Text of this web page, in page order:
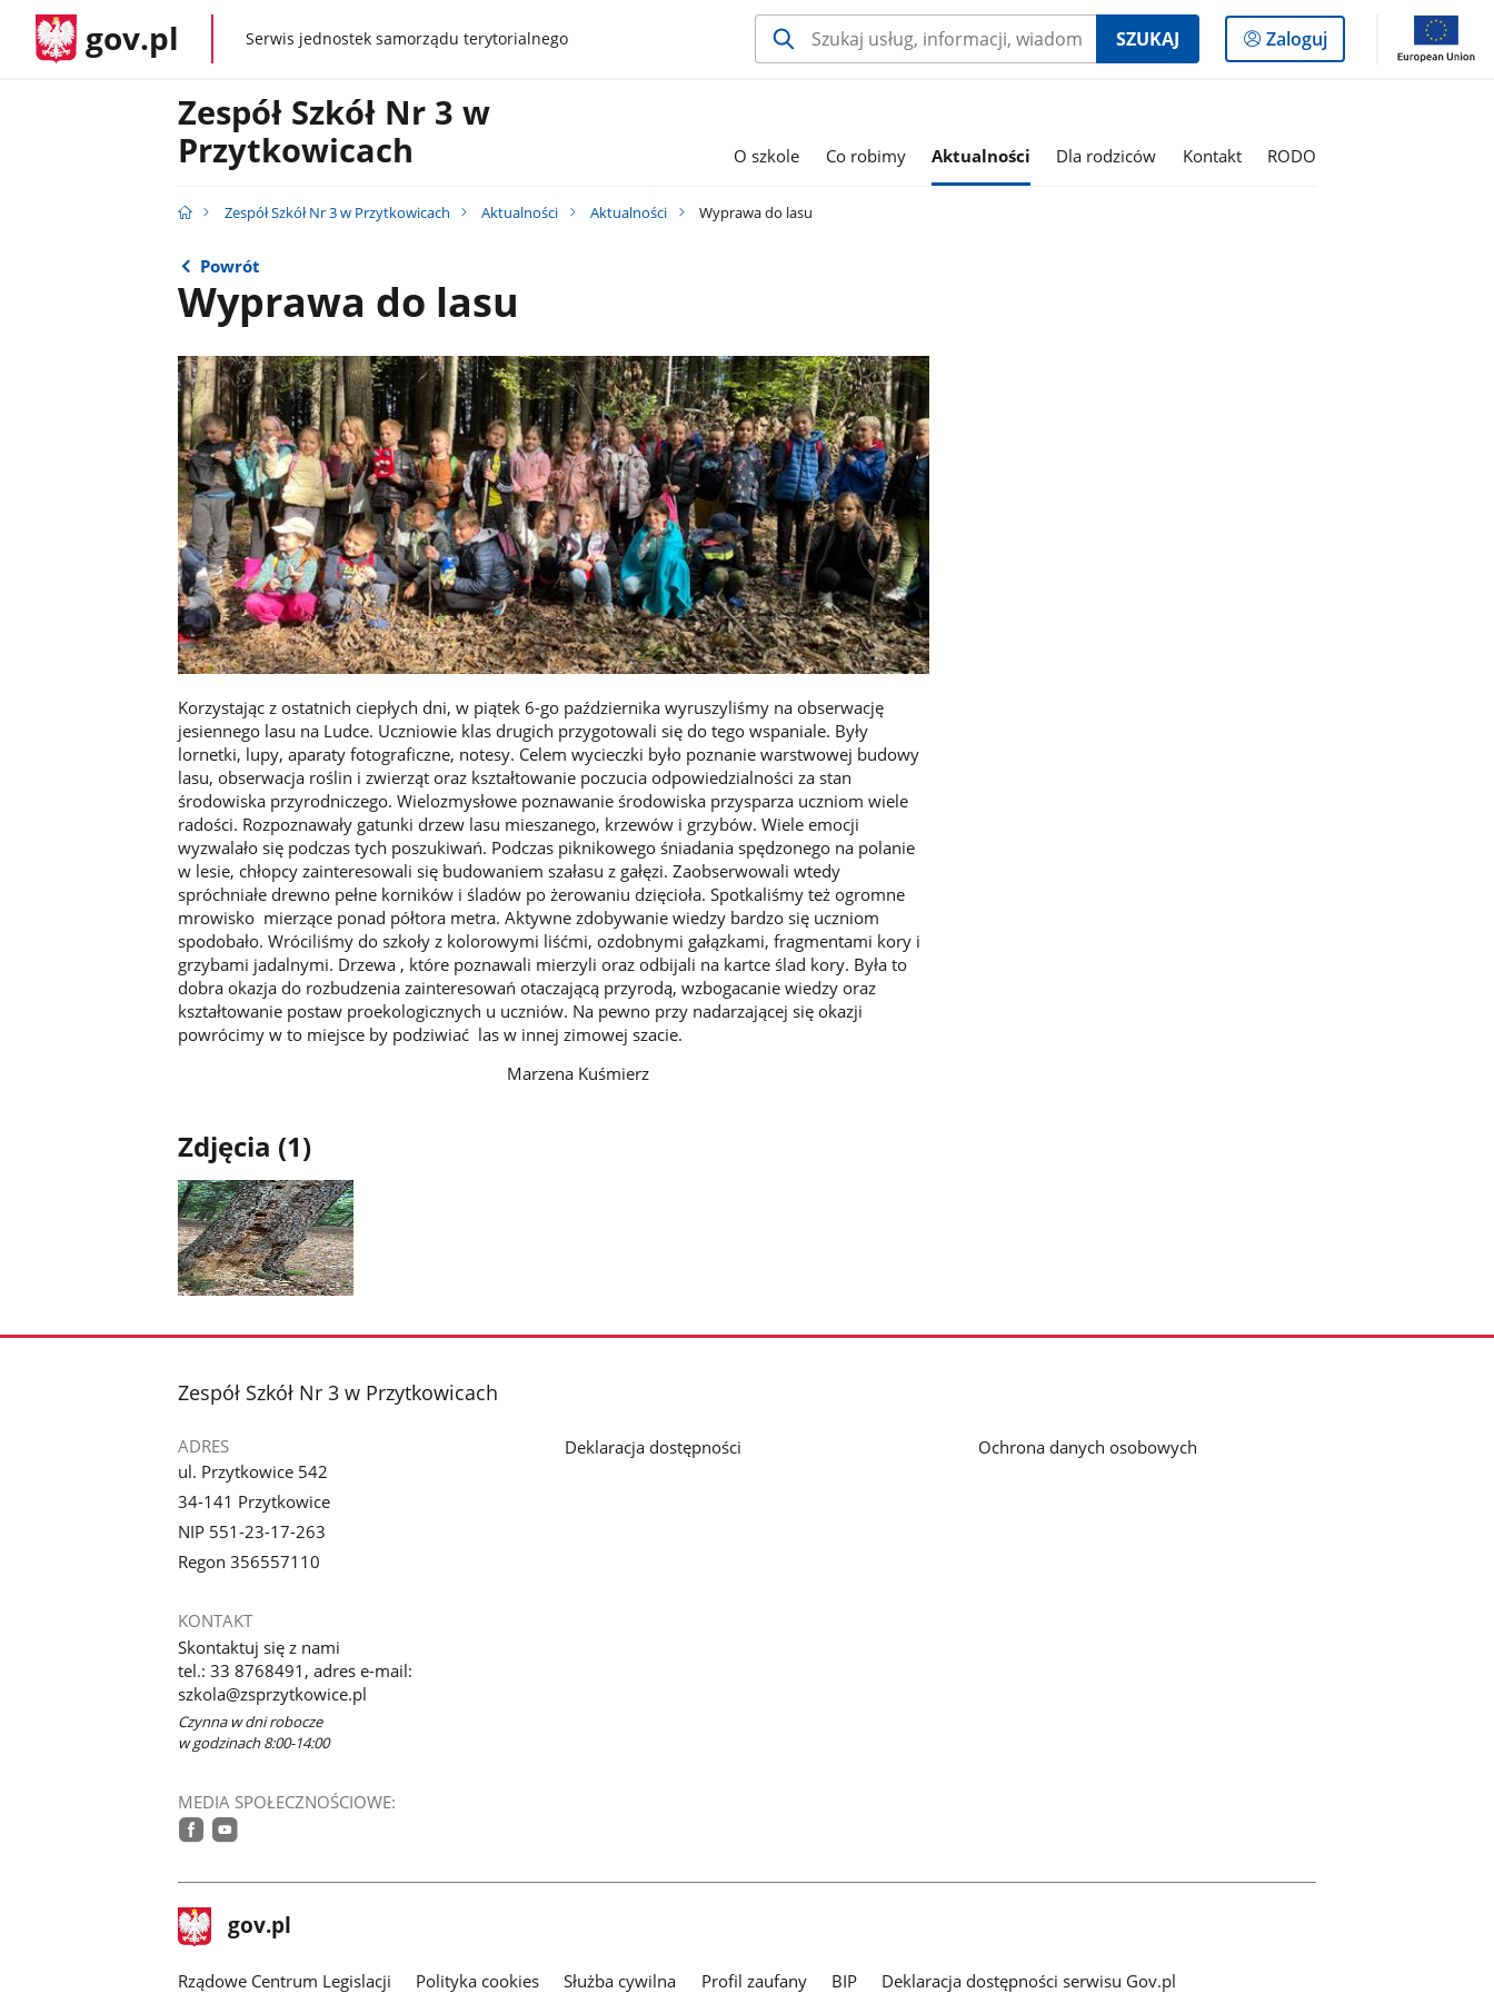
gov.pl gov.plSerwis jednostek samorządu terytorialnego SZUKAJ
Logowanie
do
Zaloguj
Zespół Szkół Nr 3 w
Przytkowicach
O szkole Co robimy Aktualności Dla rodziców Kontakt RODO
Zespół Szkół Nr 3 w Przytkowicach Aktualności Aktualności Wyprawa do lasu
Powrót
Wyprawa do lasu
Korzystając z ostatnich ciepłych dni, w piątek 6-go października wyruszyliśmy na obserwację
jesiennego lasu na Ludce. Uczniowie klas drugich przygotowali się do tego wspaniale. Były
lornetki, lupy, aparaty fotograficzne, notesy. Celem wycieczki było poznanie warstwowej budowy
lasu, obserwacja roślin i zwierząt oraz kształtowanie poczucia odpowiedzialności za stan
środowiska przyrodniczego. Wielozmysłowe poznawanie środowiska przysparza uczniom wiele
radości. Rozpoznawały gatunki drzew lasu mieszanego, krzewów i grzybów. Wiele emocji
wyzwalało się podczas tych poszukiwań. Podczas piknikowego śniadania spędzonego na polanie
w lesie, chłopcy zainteresowali się budowaniem szałasu z gałęzi. Zaobserwowali wtedy
spróchniałe drewno pełne korników i śladów po żerowaniu dzięcioła. Spotkaliśmy też ogromne
mrowisko mierzące ponad półtora metra. Aktywne zdobywanie wiedzy bardzo się uczniom
spodobało. Wróciliśmy do szkoły z kolorowymi liśćmi, ozdobnymi gałązkami, fragmentami kory i
grzybami jadalnymi. Drzewa , które poznawali mierzyli oraz odbijali na kartce ślad kory. Była to
dobra okazja do rozbudzenia zainteresowań otaczającą przyrodą, wzbogacanie wiedzy oraz
kształtowanie postaw proekologicznych u uczniów. Na pewno przy nadarzającej się okazji
powrócimy w to miejsce by podziwiać las w innej zimowej szacie.
Marzena Kuśmierz
Zdjęcia (1)
galerii.
stopka
Zespół Szkół Nr 3 w Przytkowicach
ADRES
ul. Przytkowice 542
34-141 Przytkowice
NIP 551-23-17-263
Regon 356557110
KONTAKT
Skontaktuj się z nami
tel.: 33 8768491, adres e-mail:
szkola@zsprzytkowice.pl
Czynna w dni robocze
w godzinach 8:00-14:00
MEDIA SPOŁECZNOŚCIOWE:
Deklaracja dostępności Ochrona danych osobowych
stopka
gov.pl Strona
gov.pl
Rządowe Centrum Legislacji Polityka cookies Służba cywilna Profil zaufany BIP Deklaracja dostępności serwisu Gov.pl